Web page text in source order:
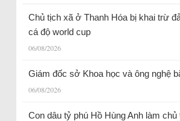
Chủ tịch xã ở Thanh Hóa bị khai trừ
cá độ world cup
06/08/2026
Giám đốc sở Khoa học và ông nghệ
06/08/2026
Con dâu tỷ phú Hồ Hùng Anh làm chủ